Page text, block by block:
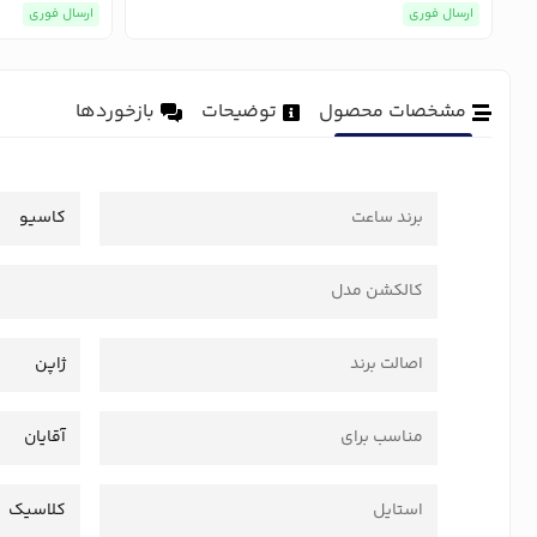
ارسال فوری ارسال فوری
مشخصات محصول توضیحات بازخوردها
برند ساعت کاسیو
کالکشن مدل
اصالت برند ژاپن
مناسب برای آقایان
استایل کلاسیک